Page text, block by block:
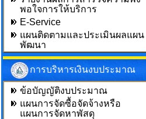
พอใจการให้บริการ
E-Service
แผนติดตามและประเมินผลแผน
พัฒนา
การบริหารเงินงบประมาณ
ข้อบัญญัติงบประมาณ
แผนการจัดซื้อจัดจ้างหรือ
แผนการจัดหาพัสดุ